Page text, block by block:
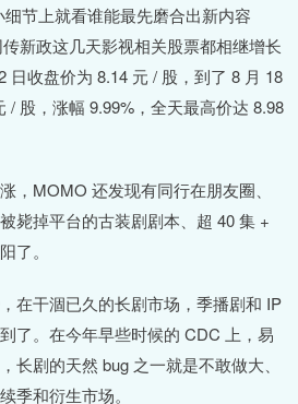
节上就看谁能最先磨合出新内容
新政这几天影视相关股票都相继增长
日收盘价为 8.14 元 / 股，到了 8 月 18
/ 股，涨幅 9.99%，全天最高价达 8.98
，MOMO 还发现有同行在朋友圈、
毙掉平台的古装剧剧本、超 40 集 +
了。
在干涸已久的长剧市场，季播剧和 IP
了。在今年早些时候的 CDC 上，易
长剧的天然 bug 之一就是不敢做大、
季和衍生市场。